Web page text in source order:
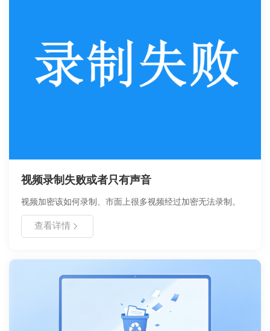
视频录制失败或者只有声音
视频加密该如何录制、市面上很多视频经过加密无法录制。
查看详情